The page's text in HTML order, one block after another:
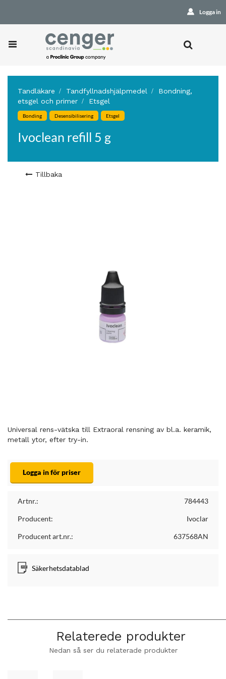
Logga in
Tandläkare Tandfyllnadshjälpmedel
Bondning,
etsgel och primer
Etsgel
Bonding Desensibilisering Etsgel
Ivoclean refill 5 g
Tillbaka
Universal rens-vätska till Extraoral rensning av bl.a. keramik,
metall ytor, efter try-in.
Logga in för priser
Artnr.: 784443
Producent: Ivoclar
Producent art.nr.: 637568AN
Säkerhetsdatablad
Relaterede produkter
Nedan så ser du relaterade produkter